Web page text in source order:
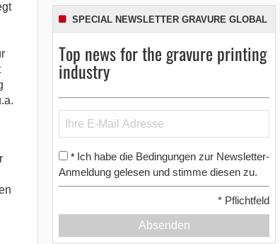
SPECIAL NEWSLETTER GRAVURE GLOBAL
Top news for the gravure printing
industry
* Ich habe die Bedingungen zur Newsletter-
Anmeldung gelesen und stimme diesen zu.
* Pflichtfeld
Absenden